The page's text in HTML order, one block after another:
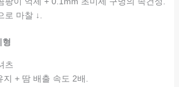
로 마찰 ↓.
츠
지 + 땀 배출 속도 2배.